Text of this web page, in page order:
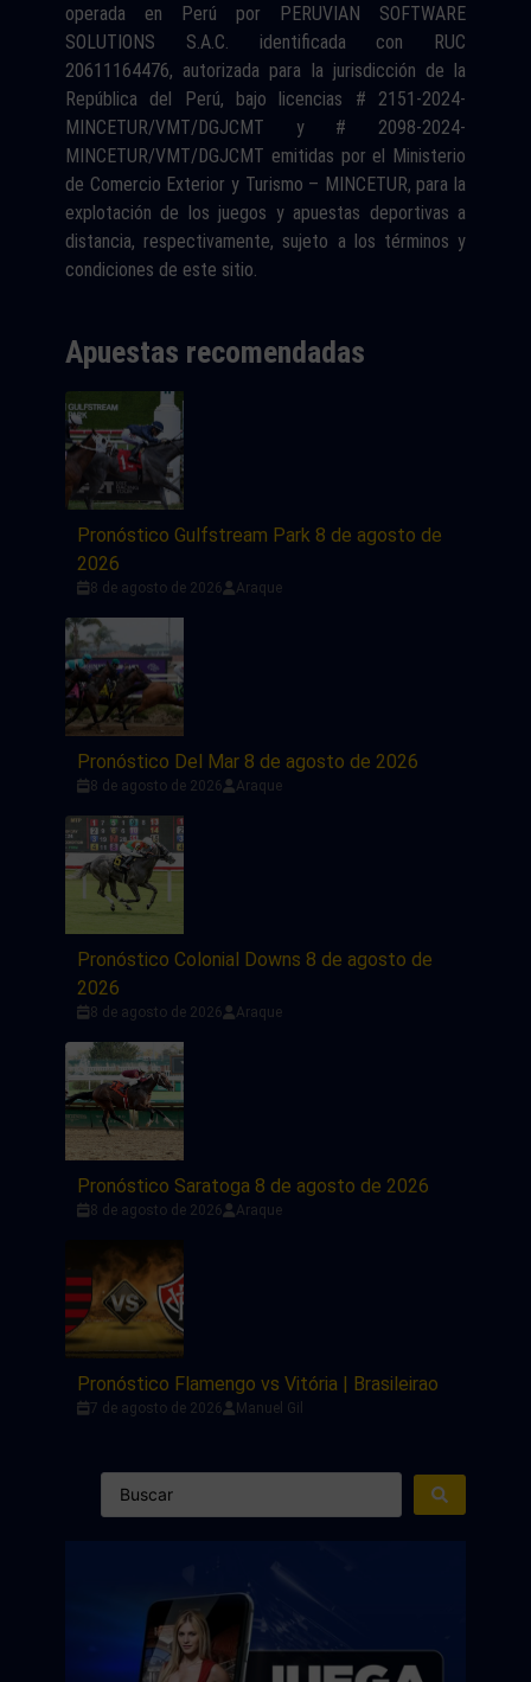
operada en Perú por PERUVIAN SOFTWARE
SOLUTIONS S.A.C. identificada con RUC
20611164476, autorizada para la jurisdicción de la
República del Perú, bajo licencias # 2151-2024-
MINCETUR/VMT/DGJCMT y # 2098-2024-
MINCETUR/VMT/DGJCMT emitidas por el Ministerio
de Comercio Exterior y Turismo – MINCETUR, para la
explotación de los juegos y apuestas deportivas a
distancia, respectivamente, sujeto a los términos y
condiciones de este sitio.
Apuestas recomendadas
Pronóstico Gulfstream Park 8 de agosto de
2026
8 de agosto de 2026 Araque
Pronóstico Del Mar 8 de agosto de 2026
8 de agosto de 2026 Araque
Pronóstico Colonial Downs 8 de agosto de
2026
8 de agosto de 2026 Araque
Pronóstico Saratoga 8 de agosto de 2026
8 de agosto de 2026 Araque
Pronóstico Flamengo vs Vitória | Brasileirao
7 de agosto de 2026 Manuel Gil